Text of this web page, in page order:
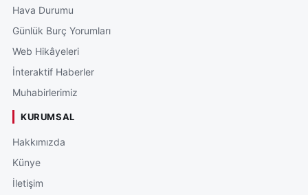
Hava Durumu
Günlük Burç Yorumları
Web Hikâyeleri
İnteraktif Haberler
Muhabirlerimiz
KURUMSAL
Hakkımızda
Künye
İletişim